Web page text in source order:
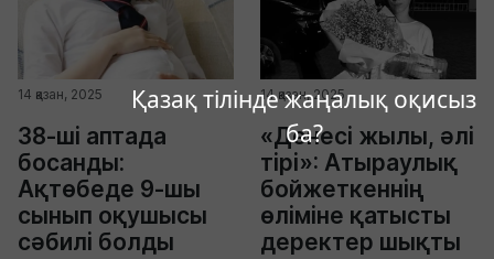
Қазақ тілінде жаңалық оқисыз
ба?
14 қазан, 2025
38-ші аптада
босанды:
Ақтөбеде 9-шы
сынып оқушысы
сәбилі болды
14 қазан, 2025
«Денесі жылы, әлі
тірі»: Атыраулық
бойжеткеннің
өліміне қатысты
деректер шықты